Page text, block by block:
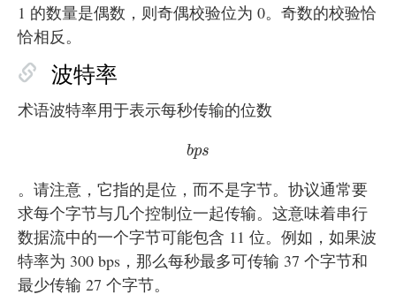
1 的数量是偶数，则奇偶校验位为 0。奇数的校验恰
恰相反。
波特率
术语波特率用于表示每秒传输的位数
bps
bps
。请注意，它指的是位，而不是字节。协议通常要
求每个字节与几个控制位一起传输。这意味着串行
数据流中的一个字节可能包含 11 位。例如，如果波
特率为 300 bps，那么每秒最多可传输 37 个字节和
最少传输 27 个字节。